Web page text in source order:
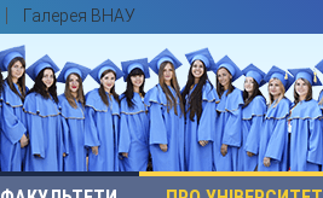
Галерея ВНАУ